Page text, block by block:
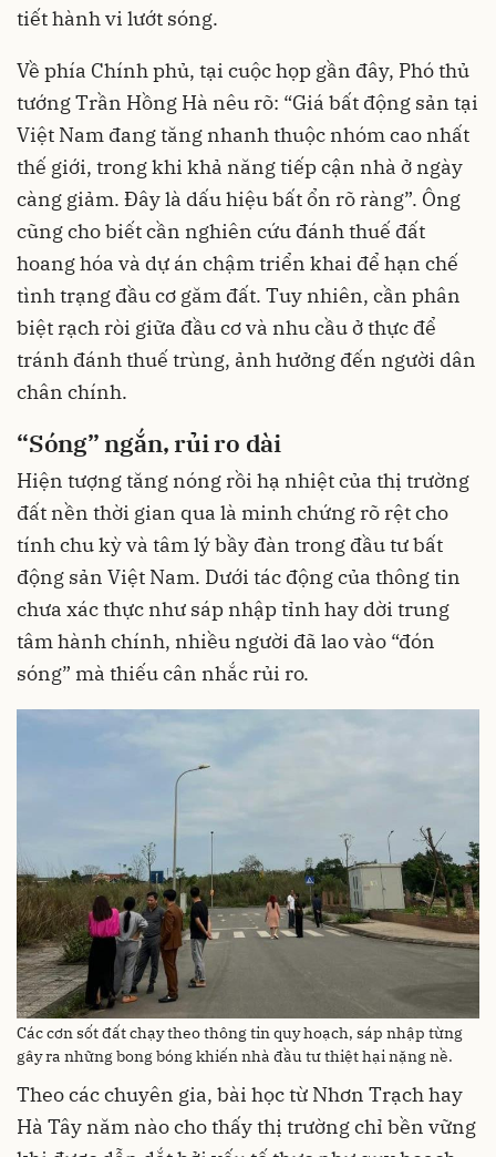
tiết hành vi lướt sóng.
Về phía Chính phủ, tại cuộc họp gần đây, Phó thủ
tướng Trần Hồng Hà nêu rõ: “Giá bất động sản tại
Việt Nam đang tăng nhanh thuộc nhóm cao nhất
thế giới, trong khi khả năng tiếp cận nhà ở ngày
càng giảm. Đây là dấu hiệu bất ổn rõ ràng”. Ông
cũng cho biết cần nghiên cứu đánh thuế đất
hoang hóa và dự án chậm triển khai để hạn chế
tình trạng đầu cơ găm đất. Tuy nhiên, cần phân
biệt rạch ròi giữa đầu cơ và nhu cầu ở thực để
tránh đánh thuế trùng, ảnh hưởng đến người dân
chân chính.
“Sóng” ngắn, rủi ro dài
Hiện tượng tăng nóng rồi hạ nhiệt của thị trường
đất nền thời gian qua là minh chứng rõ rệt cho
tính chu kỳ và tâm lý bầy đàn trong đầu tư bất
động sản Việt Nam. Dưới tác động của thông tin
chưa xác thực như sáp nhập tỉnh hay dời trung
tâm hành chính, nhiều người đã lao vào “đón
sóng” mà thiếu cân nhắc rủi ro.
Các cơn sốt đất chạy theo thông tin quy hoạch, sáp nhập từng
gây ra những bong bóng khiến nhà đầu tư thiệt hại nặng nề.
Theo các chuyên gia, bài học từ Nhơn Trạch hay
Hà Tây năm nào cho thấy thị trường chỉ bền vững